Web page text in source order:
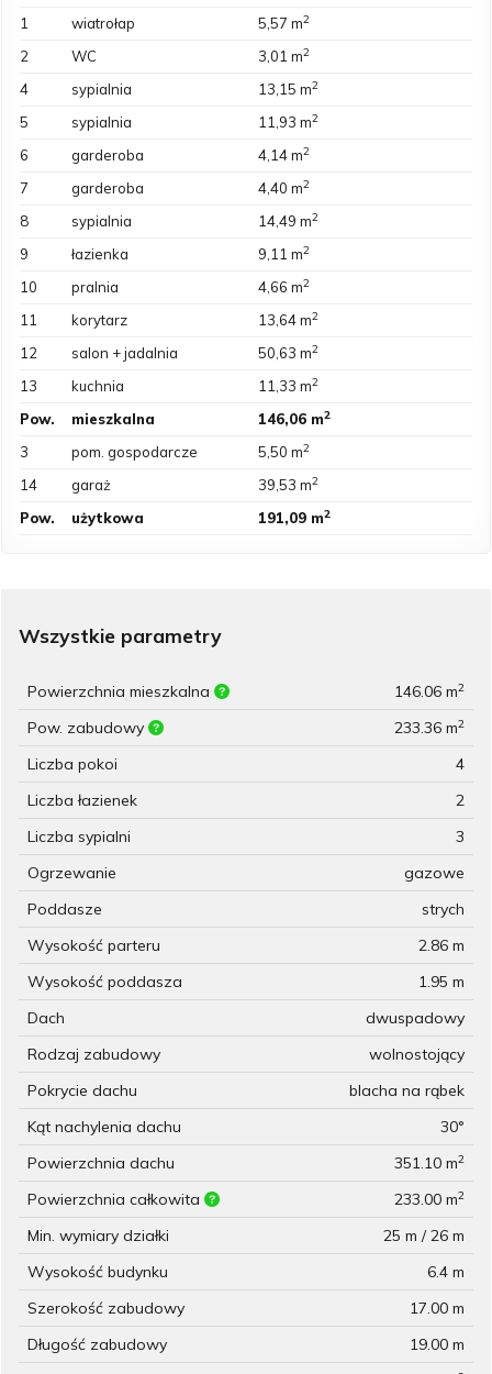
1
wiatrołap 5,57 m2
2 WC 3,01 m2
4 sypialnia 13,15 m2
5 sypialnia 11,93 m2
6 garderoba 4,14 m2
7 garderoba 4,40 m2
8 sypialnia 14,49 m2
9 łazienka 9,11 m2
10 pralnia 4,66 m2
11 korytarz 13,64 m2
12 salon + jadalnia 50,63 m2
13 kuchnia 11,33 m2
Pow. mieszkalna 146,06 m2
3 pom. gospodarcze 5,50 m2
14 garaż 39,53 m2
Pow. użytkowa 191,09 m2
Wszystkie parametry
Powierzchnia mieszkalna 146.06 m2
Pow. zabudowy 233.36 m2
Liczba pokoi
4
Liczba łazienek
2
Liczba sypialni
3
Ogrzewanie
gazowe
Poddasze
strych
Wysokość parteru
2.86 m
Wysokość poddasza
1.95 m
Dach
dwuspadowy
Rodzaj zabudowy
wolnostojący
Pokrycie dachu
blacha na rąbek
Kąt nachylenia dachu
30°
Powierzchnia dachu
351.10 m2
Powierzchnia całkowita 233.00 m2
Min. wymiary działki
25 m / 26 m
Wysokość budynku
6.4 m
Szerokość zabudowy
17.00 m
Długość zabudowy
19.00 m